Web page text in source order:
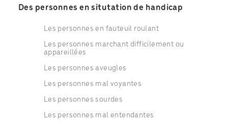
Des personnes en situtation de handicap
Les personnes en fauteuil roulant
Les personnes marchant difficilement ou
appareillées
Les personnes aveugles
Les personnes mal voyantes
Les personnes sourdes
Les personnes mal entendantes